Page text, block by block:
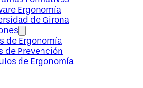
Ergonomía
de Girona
de Ergonomía
de Prevención
de Ergonomía